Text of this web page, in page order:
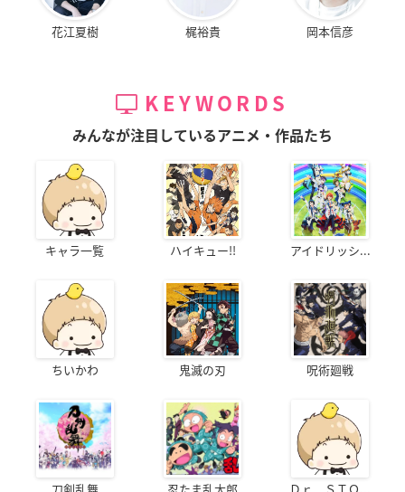
花江夏樹 梶裕貴 岡本信彦
KEYWORDS
みんなが注目しているアニメ・作品たち
キャラ一覧 ハイキュー!! アイドリッシ...
ちいかわ 鬼滅の刃 呪術廻戦